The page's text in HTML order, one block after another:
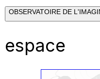
OBSERVATOIRE DE
espace